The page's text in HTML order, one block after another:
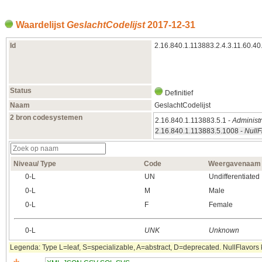
Waardelijst GeslachtCodelijst2017‑12‑31
Id
Status Definitief
Naam
GeslachtCodelijst
2 bron codesystemen
2.16.840.1.113883.5.1 -
2.16.840.1.113883.5.1008 -
Niveau/ Type Code Weergavenaam
0‑L
UN Undifferentiated
0‑L
M Male
0‑L
F Female
0‑L UNK Unknown
Legenda: Type L=leaf, S=specializable, A=abstract, D=deprecated.